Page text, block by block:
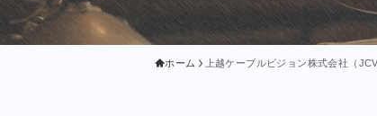
ホーム 上越ケーブルビジョン株式会社（